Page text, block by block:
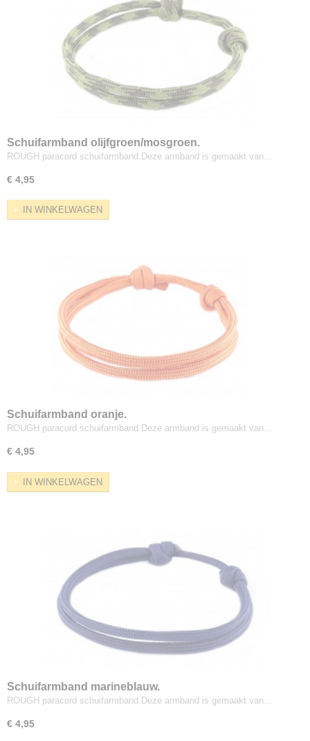
Schuifarmband olijfgroen/mosgroen.
ROUGH paracord schuifarmband.Deze armband is gemaakt van…
€ 4,95
IN WINKELWAGEN
Schuifarmband oranje.
ROUGH paracord schuifarmband.Deze armband is gemaakt van…
€ 4,95
IN WINKELWAGEN
Schuifarmband marineblauw.
ROUGH paracord schuifarmband.Deze armband is gemaakt van…
€ 4,95